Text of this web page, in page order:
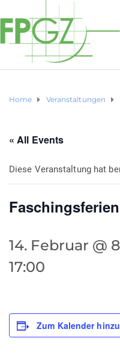
Home Veranstaltungen
« All Events
Diese Veranstaltung hat
Faschingsferien
14. Februar @
17:00
Zum Kalender